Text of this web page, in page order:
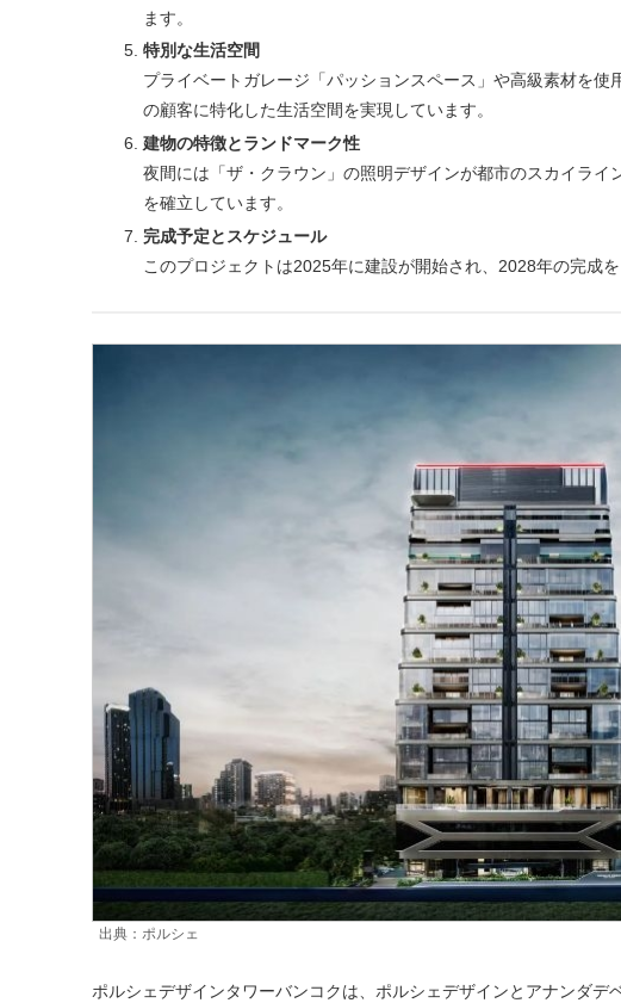
ます。
特別な生活空間
プライベートガレージ「パッションスペース」や高級素材を
の顧客に特化した生活空間を実現しています。
建物の特徴とランドマーク性
夜間には「ザ・クラウン」の照明デザインが都市のスカイラ
を確立しています。
完成予定とスケジュール
このプロジェクトは2025年に建設が開始され、2028年の完成を
出典：ポルシェ
ポルシェデザインタワーバンコクは、ポルシェデザインとアナンダデ